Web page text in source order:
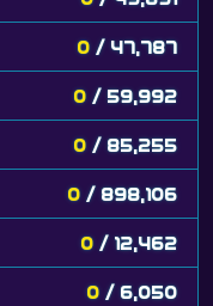
0 / 47,787
0 / 59,992
0 / 85,255
0 / 898,106
0 / 12,462
0 / 6,050